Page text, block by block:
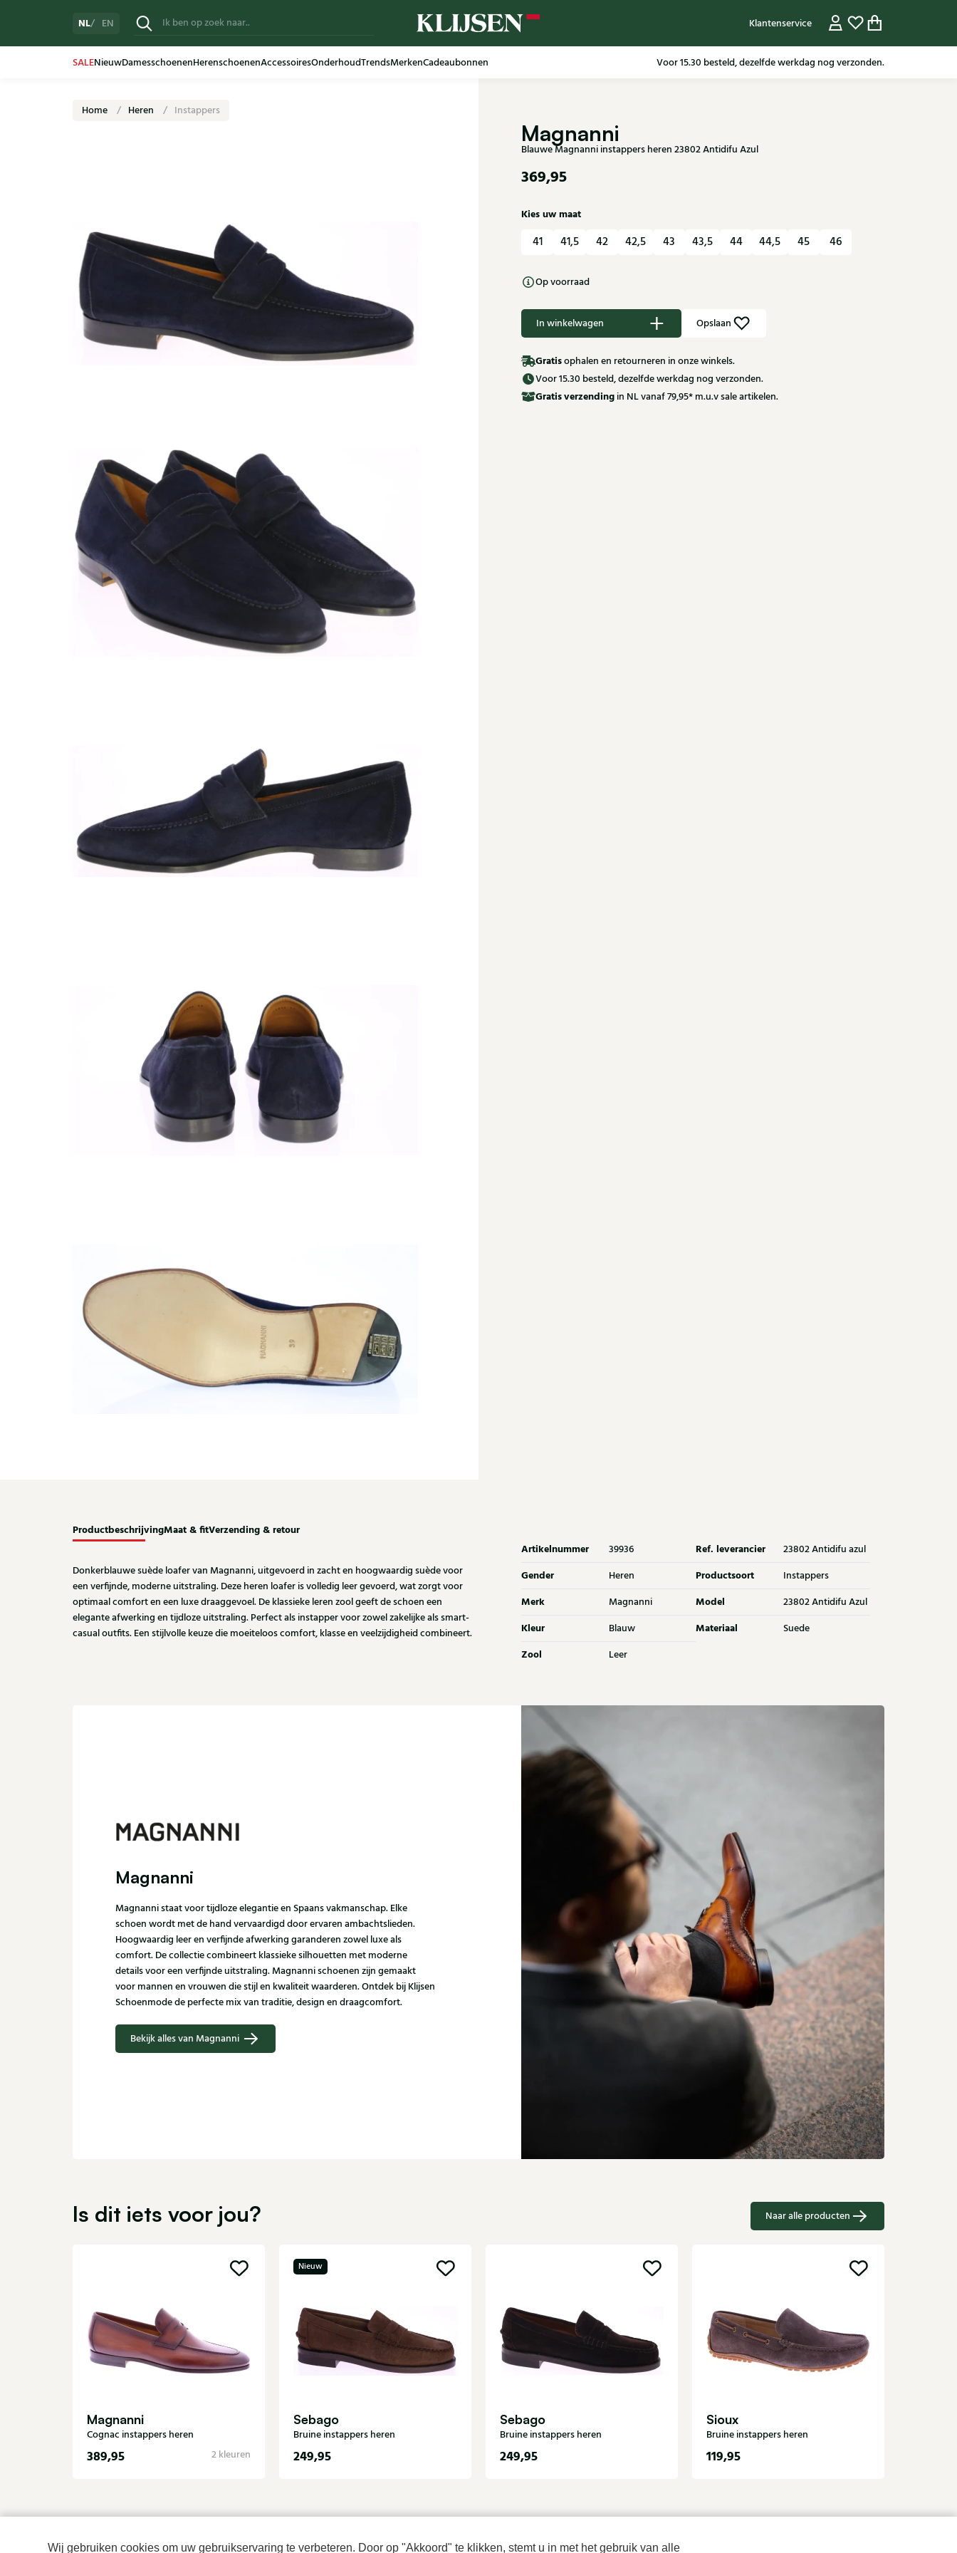
Wij gebruiken cookies om uw gebruikservaring te verbeteren. Door op "Akkoord" te klikken, stemt u in met het gebruik van alle
NL EN Klantenservice
SALENieuwDamesschoenenHerenschoenenAccessoiresOnderhoudTrendsMerkenCadeaubonnen Voor 15.30 besteld, dezelfde werkdag nog verzonden.
Gratis verzending in NL vanaf 79,95* m.u.v sale artikelen.
Home Heren Instappers
Magnanni
Blauwe Magnanni instappers heren 23802 Antidifu Azul
369,95
Kies uw maat
41 41,5 42 42,5 43 43,5 44 44,5 45 46
Op voorraad
In winkelwagen Opslaan
Gratisophalen en retourneren in onze winkels.
Voor 15.30 besteld, dezelfde werkdag nog verzonden.
Gratisverzending in NL vanaf 79,95* m.u.v sale artikelen.
ProductbeschrijvingMaat & fitVerzending & retour
Donkerblauwe suède loafer van Magnanni, uitgevoerd in zacht en hoogwaardig suède voor
een verfijnde, moderne uitstraling. Deze heren loafer is volledig leer gevoerd, wat zorgt voor
optimaal comfort en een luxe draaggevoel. De klassieke leren zool geeft de schoen een
elegante afwerking en tijdloze uitstraling. Perfect als instapper voor zowel zakelijke als smart-
casual outfits. Een stijlvolle keuze die moeiteloos comfort, klasse en veelzijdigheid combineert.
Artikelnummer 39936 Ref. leverancier 23802 Antidifu azul
Gender Heren Productsoort Instappers
Merk Magnanni Model 23802 Antidifu Azul
Kleur Blauw Materiaal Suede
Zool Leer
Magnanni
Magnanni staat voor tijdloze elegantie en Spaans vakmanschap. Elke
schoen wordt met de hand vervaardigd door ervaren ambachtslieden.
Hoogwaardig leer en verfijnde afwerking garanderen zowel luxe als
comfort. De collectie combineert klassieke silhouetten met moderne
details voor een verfijnde uitstraling. Magnanni schoenen zijn gemaakt
voor mannen en vrouwen die stijl en kwaliteit waarderen. Ontdek bij Klijsen
Schoenmode de perfecte mix van traditie, design en draagcomfort.
Bekijk alles van Magnanni
Is dit iets voor jou? Naar alle producten
Magnanni
Cognac instappers heren
389,95 2 kleuren
Nieuw
Sebago
Bruine instappers heren
249,95
Sebago
Bruine instappers heren
249,95
Sioux
Bruine instappers heren
119,95